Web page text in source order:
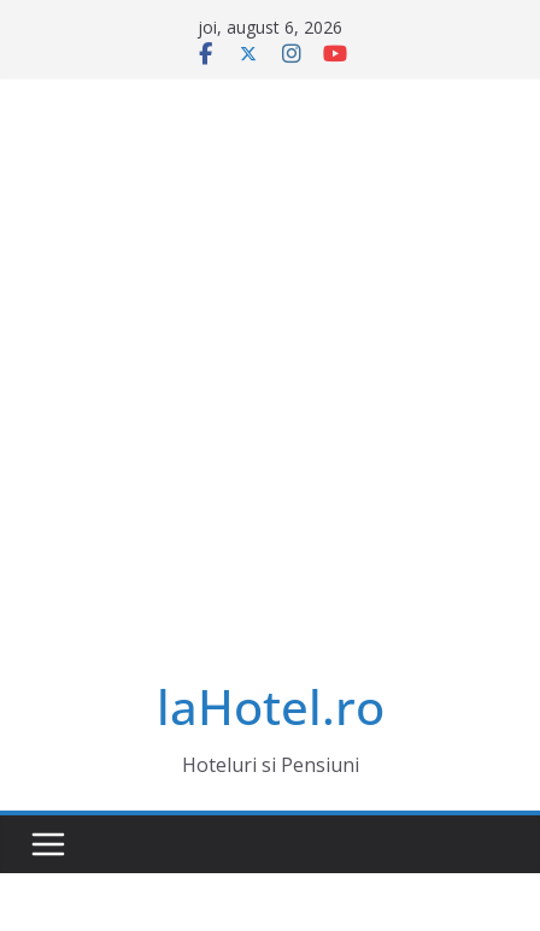
joi, august 6, 2026
laHotel.ro
Hoteluri si Pensiuni